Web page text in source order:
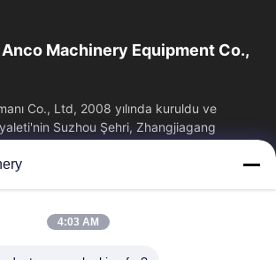
Machinery Equipment Co.,
Co., Ltd, 2008 yılında kuruldu ve
Suzhou Şehri, Zhangjiagang
Hakkımızda
Kalite Kontrol
4:03 AM